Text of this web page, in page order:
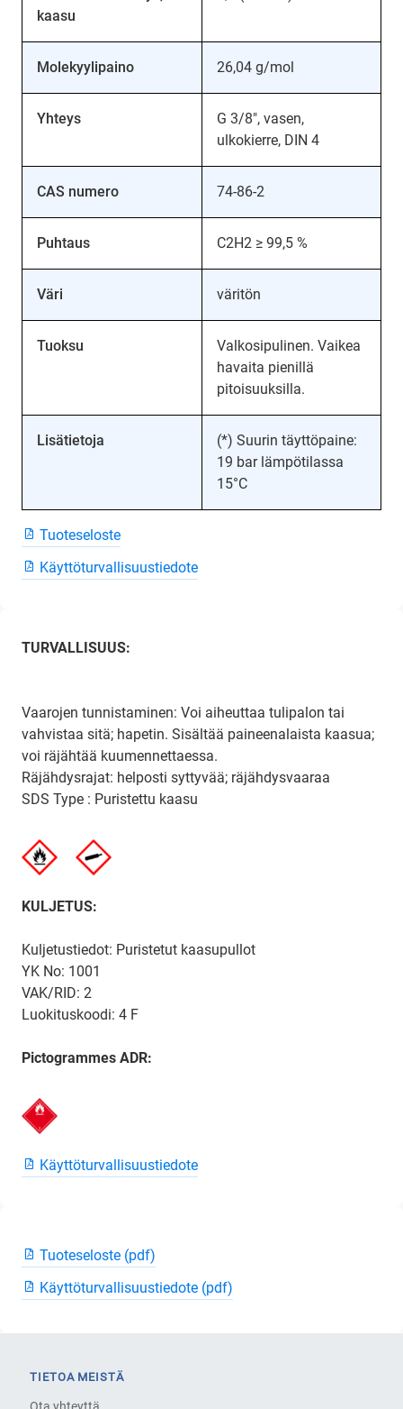
kaasu
Molekyylipaino 26,04 g/mol
Yhteys
G 3/8", vasen,
ulkokierre, DIN 4
CAS numero 74-86-2
Puhtaus C2H2 ≥ 99,5 %
Väri väritön
Tuoksu
Valkosipulinen. Vaikea
havaita pienillä
pitoisuuksilla.
Lisätietoja
(*) Suurin täyttöpaine:
19 bar lämpötilassa
15°C
Tuoteseloste
Käyttöturvallisuustiedote
TURVALLISUUS:
Vaarojen tunnistaminen: Voi aiheuttaa tulipalon tai
vahvistaa sitä; hapetin. Sisältää paineenalaista kaasua;
voi räjähtää kuumennettaessa.
Räjähdysrajat: helposti syttyvää; räjähdysvaaraa
SDS Type : Puristettu kaasu
KULJETUS:
Kuljetustiedot: Puristetut kaasupullot
YK No: 1001
VAK/RID: 2
Luokituskoodi: 4 F
Pictogrammes ADR:
Käyttöturvallisuustiedote
Tuoteseloste (pdf)
Käyttöturvallisuustiedote (pdf)
TIETOA MEISTÄ